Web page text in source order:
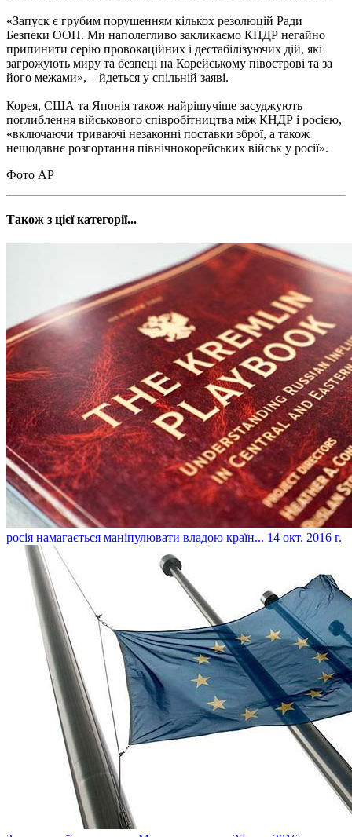
«Запуск є грубим порушенням кількох резолюцій Ради
Безпеки ООН. Ми наполегливо закликаємо КНДР негайно
припинити серію провокаційних і дестабілізуючих дій, які
загрожують миру та безпеці на Корейському півострові та за
його межами», – йдеться у спільній заяві.
Корея, США та Японія також найрішучіше засуджують
поглиблення військового співробітництва між КНДР і росією,
«включаючи триваючі незаконні поставки зброї, а також
нещодавнє розгортання північнокорейських військ у росії».
Фото АР
Також з цієї категорії...
​росія намагається маніпулювати владою країн... 14 окт. 2016 г.